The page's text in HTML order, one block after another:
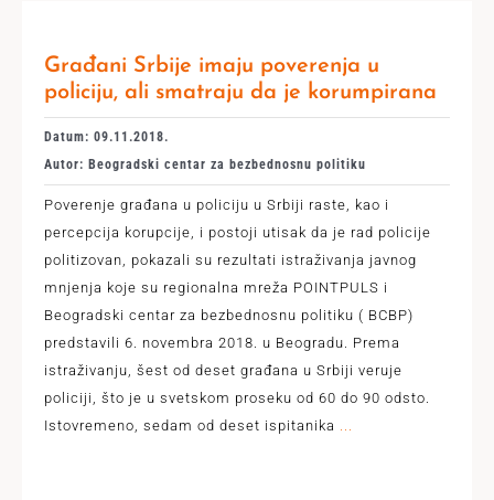
Građani Srbije imaju poverenja u
policiju, ali smatraju da je korumpirana
Datum: 09.11.2018.
Autor: Beogradski centar za bezbednosnu politiku
Poverenje građana u policiju u Srbiji raste, kao i
percepcija korupcije, i postoji utisak da je rad policije
politizovan, pokazali su rezultati istraživanja javnog
mnjenja koje su regionalna mreža POINTPULS i
Beogradski centar za bezbednosnu politiku ( BCBP)
predstavili 6. novembra 2018. u Beogradu. Prema
istraživanju, šest od deset građana u Srbiji veruje
policiji, što je u svetskom proseku od 60 do 90 odsto.
Istovremeno, sedam od deset ispitanika